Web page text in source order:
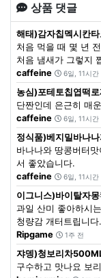
상품 댓글
해태)감자칩멕시칸
처음 먹을 때 몇 년
처음 냄새가 그렇지
caffeine
6일, 11시간
농심)포테토칩엽떡
단짠인데 은근히 매
caffeine
6일, 11시간
정식품)베지밀바나
바나나와 땅콩버터
서 좋았습니다.
caffeine
6일, 11시간
이그니스)바이탈자
과일 산미 좋아하시
청량감 개터트립니다.
Ripgame
1주 전
쟈뎅)청보리차
구수하고 맛나요 보